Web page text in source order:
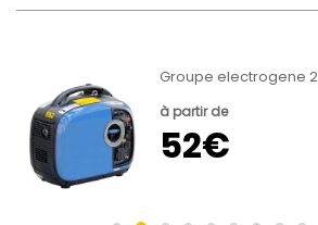
à partir de
52€